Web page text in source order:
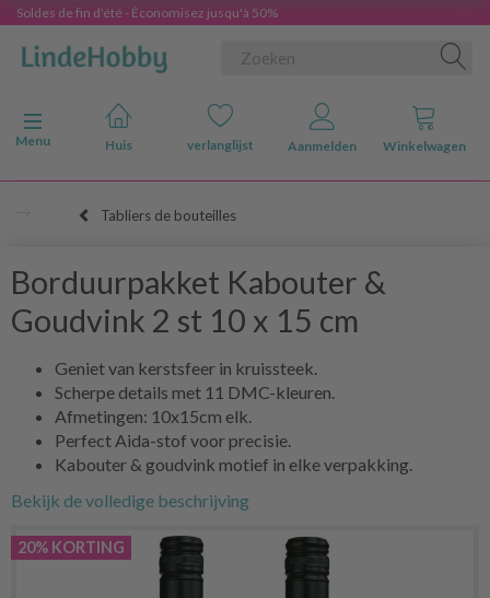
Soldes de fin d'été - Économisez jusqu'à 50%
Navigatie in-/uitschakelen
Menu
Huis verlanglijst Aanmelden Winkelwagen
Tabliers de bouteilles
Borduurpakket Kabouter &
Goudvink 2 st 10 x 15 cm
Geniet van kerstsfeer in kruissteek.
Scherpe details met 11 DMC-kleuren.
Afmetingen: 10x15cm elk.
Perfect Aida-stof voor precisie.
Kabouter & goudvink motief in elke verpakking.
Bekijk de volledige beschrijving
20% KORTING